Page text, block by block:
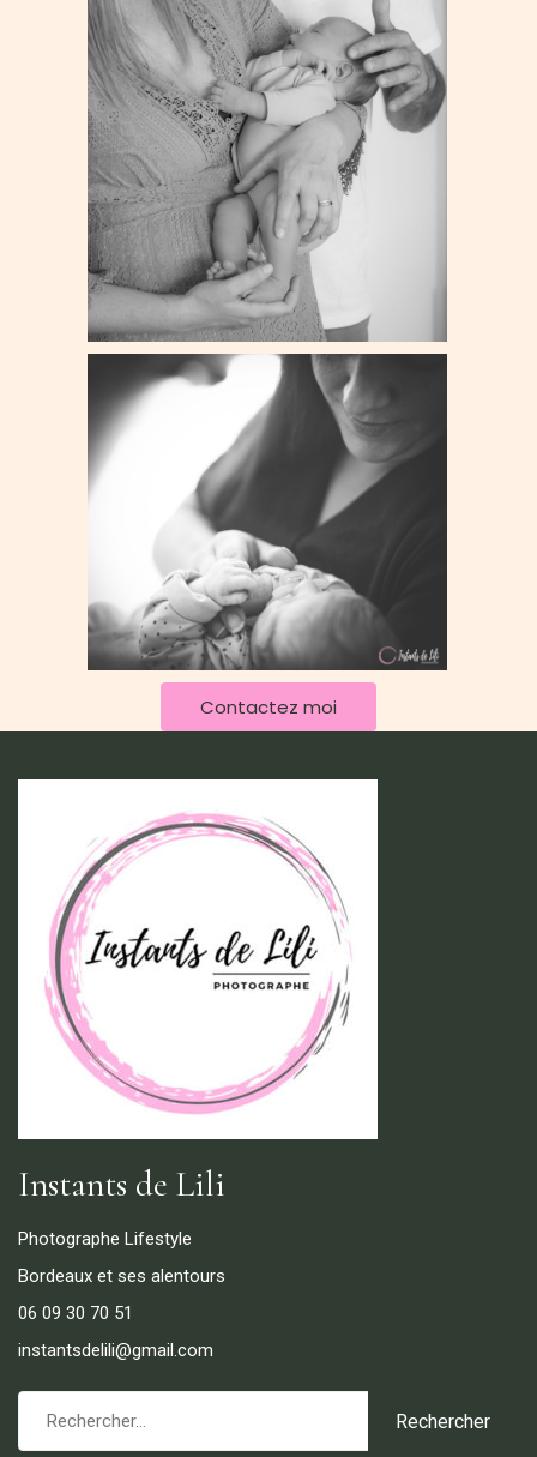
Contactez moi
Instants de Lili
Photographe Lifestyle
Bordeaux et ses alentours
06 09 30 70 51
instantsdelili@gmail.com